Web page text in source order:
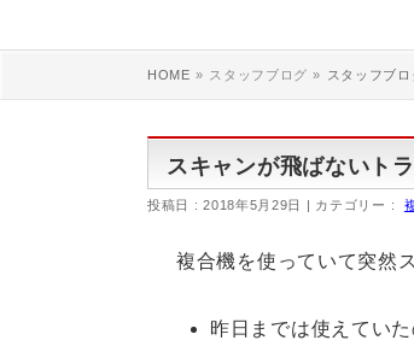
HOME » スタッフブログ » スタッフブロ
スキャンが飛ばないト
投稿日 : 2018年5月29日 カテゴリー :
複合機を使っていて突然
昨日までは使えてい